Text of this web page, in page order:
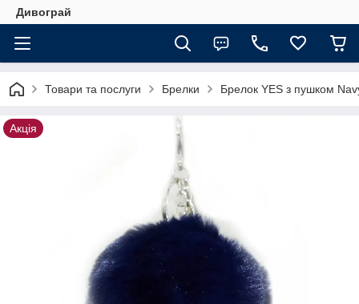
Дивограй
Товари та послуги Брелки Брелок YES з пушком
Акція